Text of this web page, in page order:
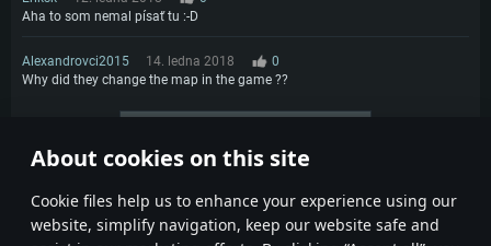
About cookies on this site
Сookie files help us to enhance your experience using our
website, simplify navigation, keep our website safe and
Aha to som nemal písať tu :-D
Alexandrovci2015 14. ledna 2018
0
Why did they change the map in the game ??